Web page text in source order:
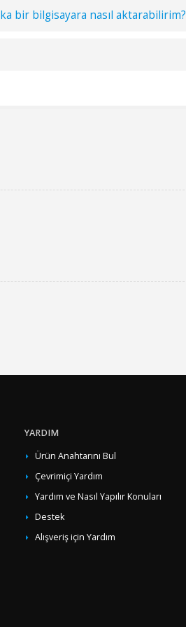
bir bilgisayara nasıl aktarabilirim?
YARDIM
Ürün Anahtarını Bul
Çevrimiçi Yardım
Yardım ve Nasıl Yapılır Konuları
Destek
Alışveriş için Yardım